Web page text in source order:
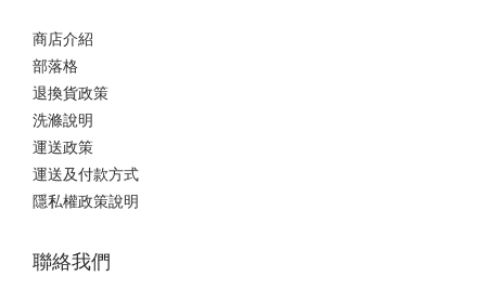
商店介紹
部落格
退換貨政策
洗滌說明
運送政策
運送及付款方式
隱私權政策說明
聯絡我們